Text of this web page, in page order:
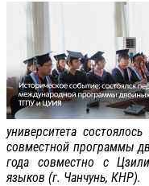
университета
совместной программы
года совместно с
языков (г. Чанчунь, КНР).